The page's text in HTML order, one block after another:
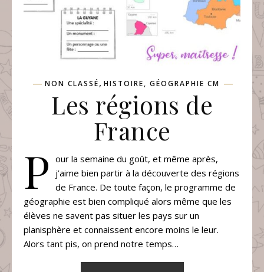
NON CLASSÉ, HISTOIRE, GÉOGRAPHIE CM
Les régions de
France
P our la semaine du goût, et même après,
j’aime bien partir à la découverte des régions
de France. De toute façon, le programme de
géographie est bien compliqué alors même que les
élèves ne savent pas situer les pays sur un
planisphère et connaissent encore moins le leur.
Alors tant pis, on prend notre temps…